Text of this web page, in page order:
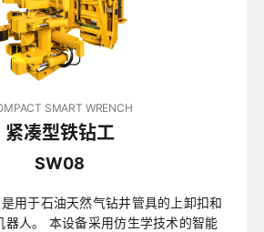
SMART WRENCH
紧凑型铁钻工
SW08
用于石油天然气钻井管具的上卸扣和
器人。 本设备采用仿生学技术的智能